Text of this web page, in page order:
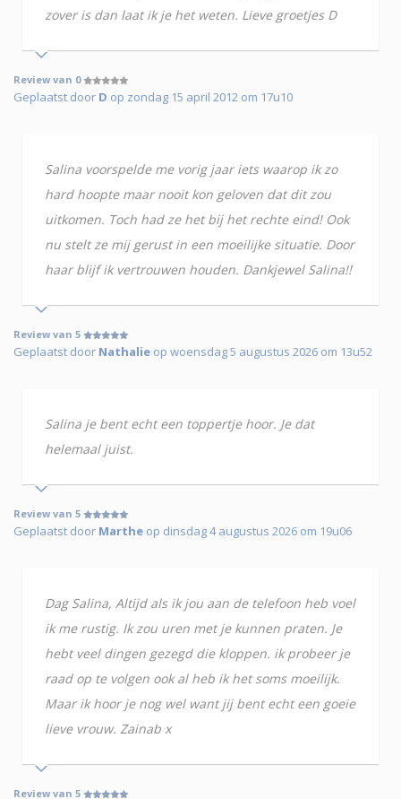
zover is dan laat ik je het weten. Lieve groetjes D
Review van 0
Geplaatst door D op zondag 15 april 2012 om 17u10
Salina voorspelde me vorig jaar iets waarop ik zo
hard hoopte maar nooit kon geloven dat dit zou
uitkomen. Toch had ze het bij het rechte eind! Ook
nu stelt ze mij gerust in een moeilijke situatie. Door
haar blijf ik vertrouwen houden. Dankjewel Salina!!
Review van 5
Geplaatst door Nathalie op woensdag 5 augustus 2026 om 13u52
Salina je bent echt een toppertje hoor. Je dat
helemaal juist.
Review van 5
Geplaatst door Marthe op dinsdag 4 augustus 2026 om 19u06
Dag Salina, Altijd als ik jou aan de telefoon heb voel
ik me rustig. Ik zou uren met je kunnen praten. Je
hebt veel dingen gezegd die kloppen. ik probeer je
raad op te volgen ook al heb ik het soms moeilijk.
Maar ik hoor je nog wel want jij bent echt een goeie
lieve vrouw. Zainab x
Review van 5